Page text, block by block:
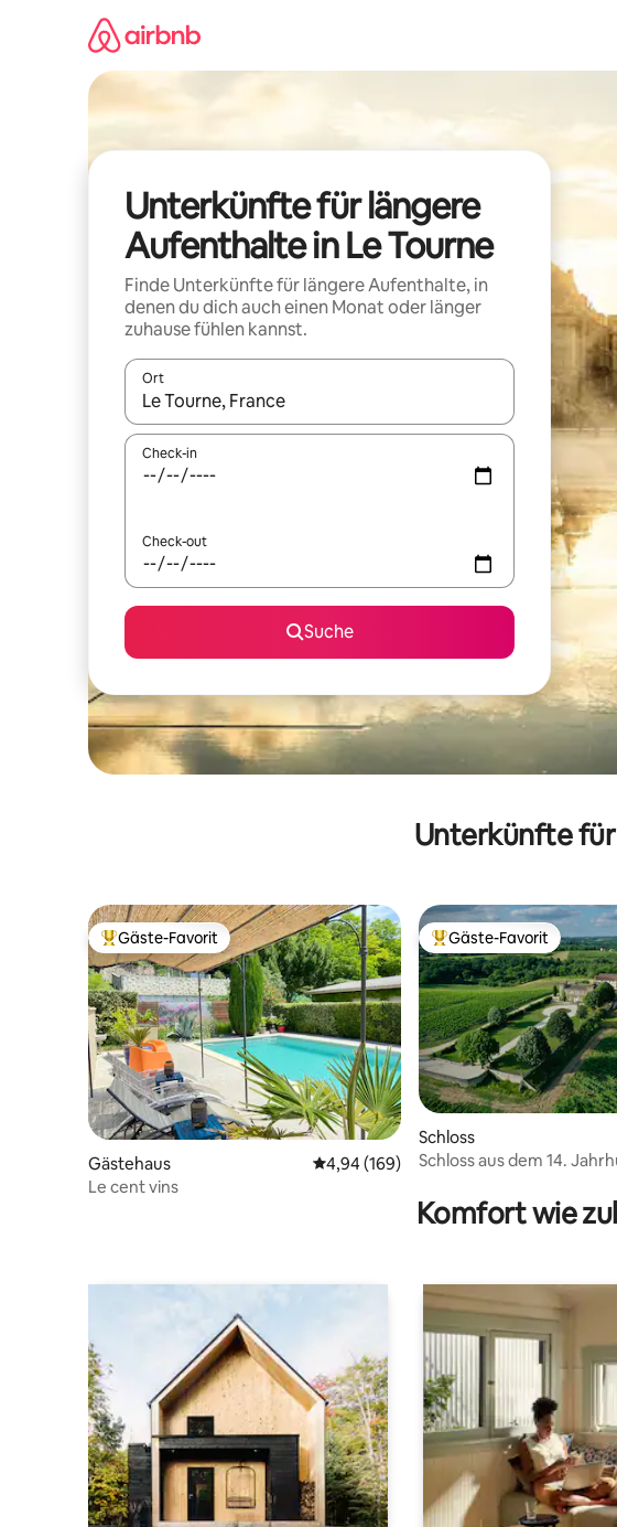
Unterkünfte für längere
Aufenthalte in Le Tourne
Finde Unterkünfte für längere Aufenthalte, in
denen du dich auch einen Monat oder länger
zuhause fühlen kannst.
Ort
Wenn Ergebnisse verfügbar sind, navigiere mit den Pfeiltasten
Check-in
Check-out
Suche
Unterkünfte
Beliebter Gäste-Favorit.
Gäste-Favorit
Gästehaus Durchschnittliche Bewertung: 4,94 von
4,94 (169)
Le cent vins
Beliebter Gäste-Favorit.
Gäste-Favorit
Schloss
Schloss aus dem 14.
Komfort wie